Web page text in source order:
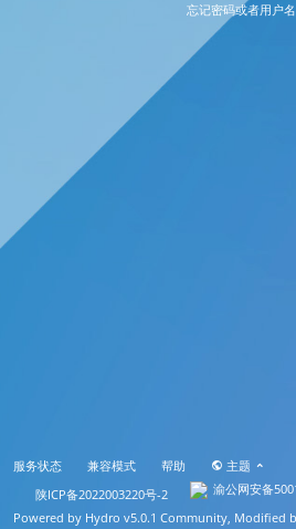
忘记密码或者用户名
服务状态 兼容模式 帮助
主题
陕ICP备2022003220号-2
渝公网安备
Powered by Hydro v5.0.1 Community, Modified